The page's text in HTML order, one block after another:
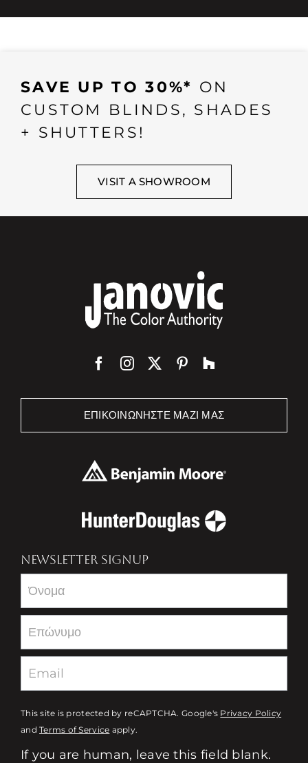
SAVE UP TO 30%* ON
CUSTOM BLINDS, SHADES
+ SHUTTERS!
VISIT A SHOWROOM
ΕΠΙΚΟΙΝΩΝΉΣΤΕ ΜΑΖΊ ΜΑΣ
NEWSLETTER SIGNUP
Newsletter
This site is protected by reCAPTCHA. Google's Privacy Policy
andTerms of Service apply.
If you are human, leave this field blank.